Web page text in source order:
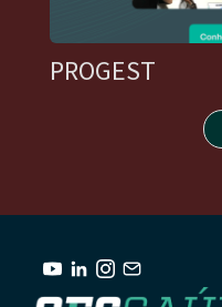
PROGEST